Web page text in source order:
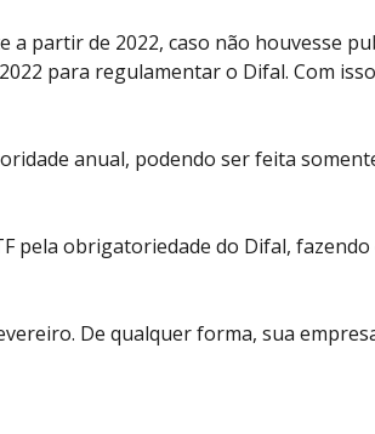
partir de 2022, caso não houvesse
para regulamentar o Difal. Com
anual, podendo ser feita
pela obrigatoriedade do Difal,
De qualquer forma, sua